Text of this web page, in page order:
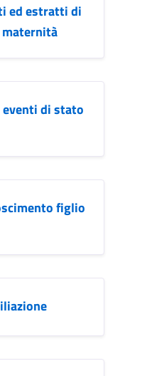
ed estratti di
maternità
di stato
figlio